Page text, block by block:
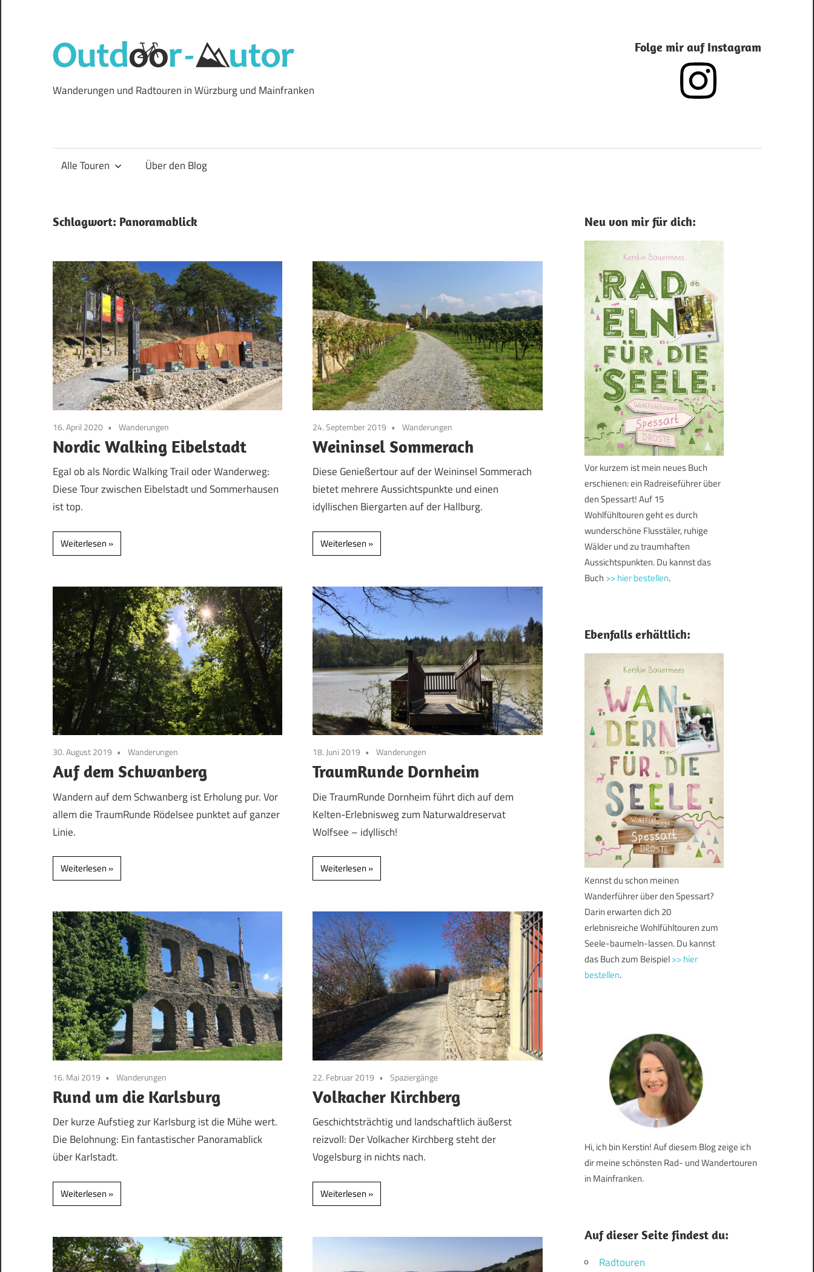
springen
Autor
Wanderungen und Radtouren in Würzburg und Mainfranken
Folge mir auf Instagram
Alle Touren Über den Blog
Schlagwort: Panoramablick
16. April 2020 Wanderungen
Nordic Walking Eibelstadt
Egal ob als Nordic Walking Trail oder Wanderweg:
Diese Tour zwischen Eibelstadt und Sommerhausen
ist top.
Weiterlesen
24. September 2019 Wanderungen
Weininsel Sommerach
Diese Genießertour auf der Weininsel Sommerach
bietet mehrere Aussichtspunkte und einen
idyllischen Biergarten auf der Hallburg.
Weiterlesen
30. August 2019 Wanderungen
Auf dem Schwanberg
Wandern auf dem Schwanberg ist Erholung pur. Vor
allem die TraumRunde Rödelsee punktet auf ganzer
Linie.
Weiterlesen
18. Juni 2019 Wanderungen
TraumRunde Dornheim
Die TraumRunde Dornheim führt dich auf dem
Kelten-Erlebnisweg zum Naturwaldreservat
Wolfsee – idyllisch!
Weiterlesen
16. Mai 2019 Wanderungen
Rund um die Karlsburg
Der kurze Aufstieg zur Karlsburg ist die Mühe wert.
Die Belohnung: Ein fantastischer Panoramablick
über Karlstadt.
Weiterlesen
22. Februar 2019 Spaziergänge
Volkacher Kirchberg
Geschichtsträchtig und landschaftlich äußerst
reizvoll: Der Volkacher Kirchberg steht der
Vogelsburg in nichts nach.
Weiterlesen
Neu von mir für dich:
Vor kurzem ist mein neues Buch
erschienen: ein Radreiseführer über
den Spessart! Auf 15
Wohlfühltouren geht es durch
wunderschöne Flusstäler, ruhige
Wälder und zu traumhaften
Aussichtspunkten. Du kannst das
Buch >> hier bestellen.
Ebenfalls erhältlich:
Kennst du schon meinen
Wanderführer über den Spessart?
Darin erwarten dich 20
erlebnisreiche Wohlfühltouren zum
Seele-baumeln-lassen. Du kannst
das Buch zum Beispiel>> hier
bestellen.
Hi, ich bin Kerstin! Auf diesem Blog zeige ich
dir meine schönsten Rad- und Wandertouren
in Mainfranken.
Auf dieser Seite findest du:
Radtouren